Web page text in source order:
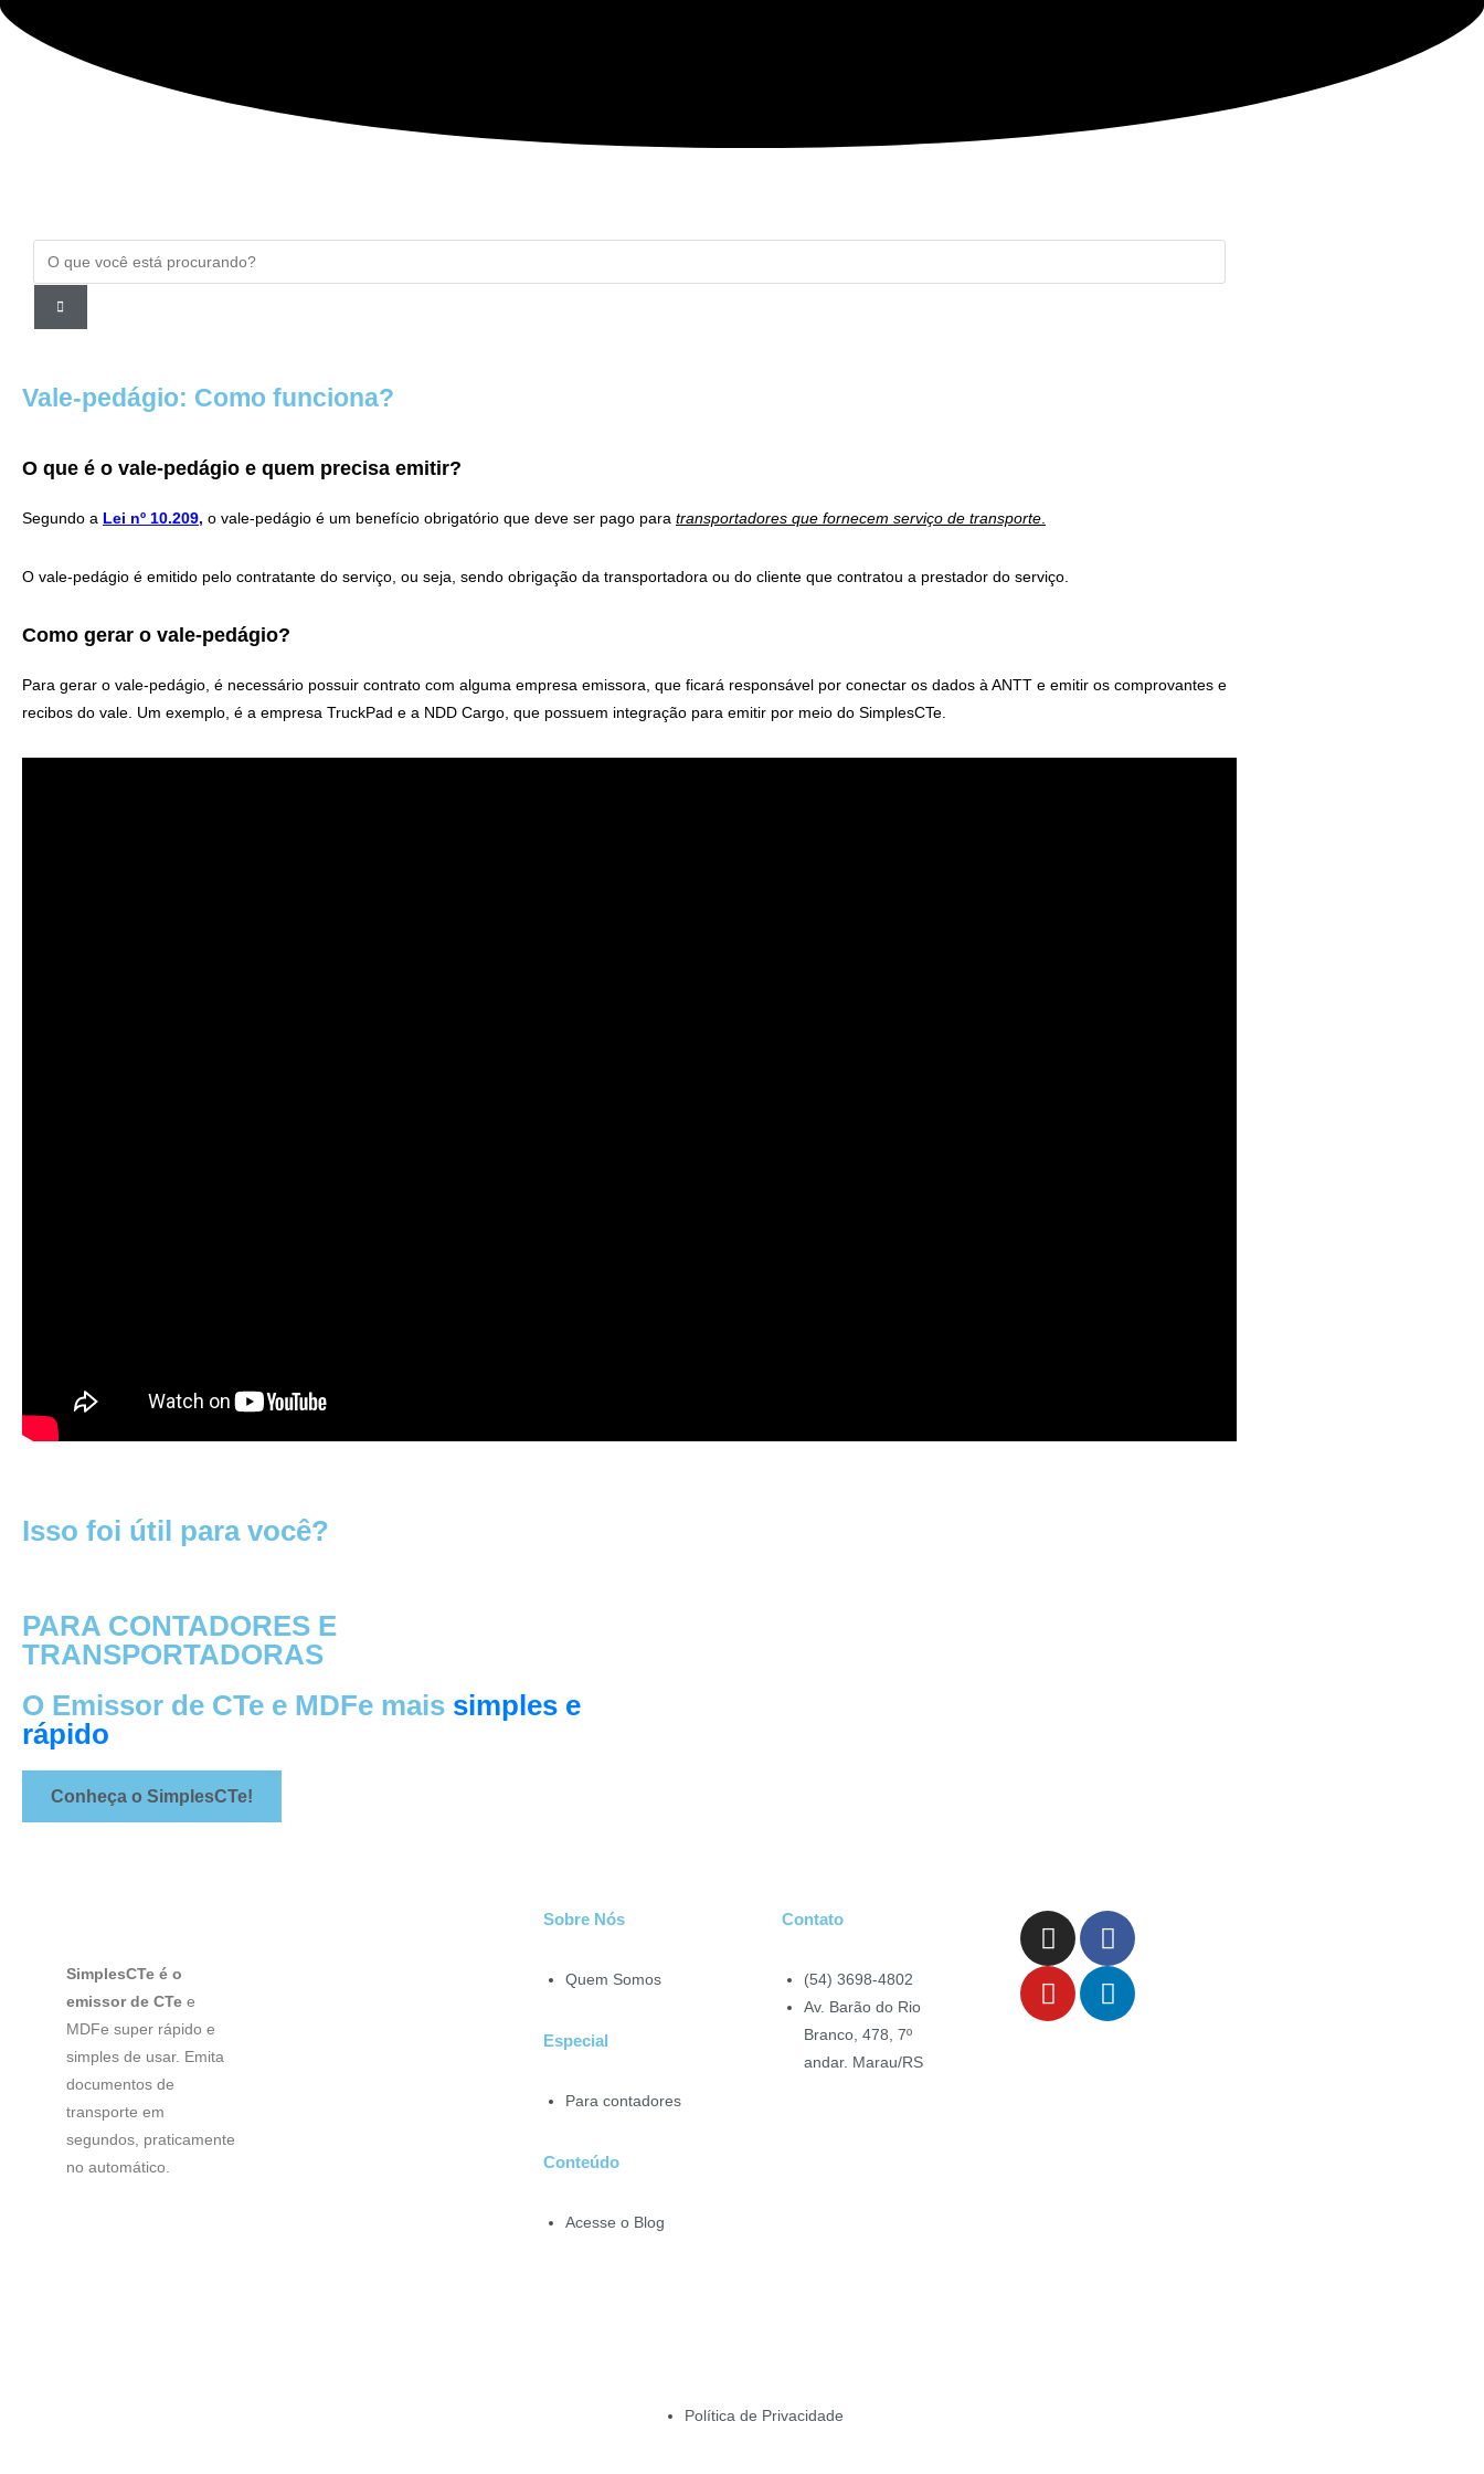
Vale-pedágio: Como funciona?
O que é o vale-pedágio e quem precisa emitir?
Segundo a Lei nº 10.209, o vale-pedágio é um benefício obrigatório que deve ser pago para transportadores que fornecem serviço de transporte.
O vale-pedágio é emitido pelo contratante do serviço, ou seja, sendo obrigação da transportadora ou do cliente que contratou a prestador do serviço.
Como gerar o vale-pedágio?
Para gerar o vale-pedágio, é necessário possuir contrato com alguma empresa emissora, que ficará responsável por conectar os dados à ANTT e emitir os comprovantes e
recibos do vale. Um exemplo, é a empresa TruckPad e a NDD Cargo, que possuem integração para emitir por meio do SimplesCTe.
Isso foi útil para você?
PARA CONTADORES E
TRANSPORTADORAS
O Emissor de CTe e MDFe mais simples e
rápido
Conheça o SimplesCTe!
SimplesCTe é o
emissor de CTe e
MDFe super rápido e
simples de usar. Emita
documentos de
transporte em
segundos, praticamente
no automático.
Sobre Nós
Quem Somos
Especial
Para contadores
Conteúdo
Acesse o Blog
Contato
(54) 3698-4802
Av. Barão do Rio
Branco, 478, 7º
andar. Marau/RS
Política de Privacidade